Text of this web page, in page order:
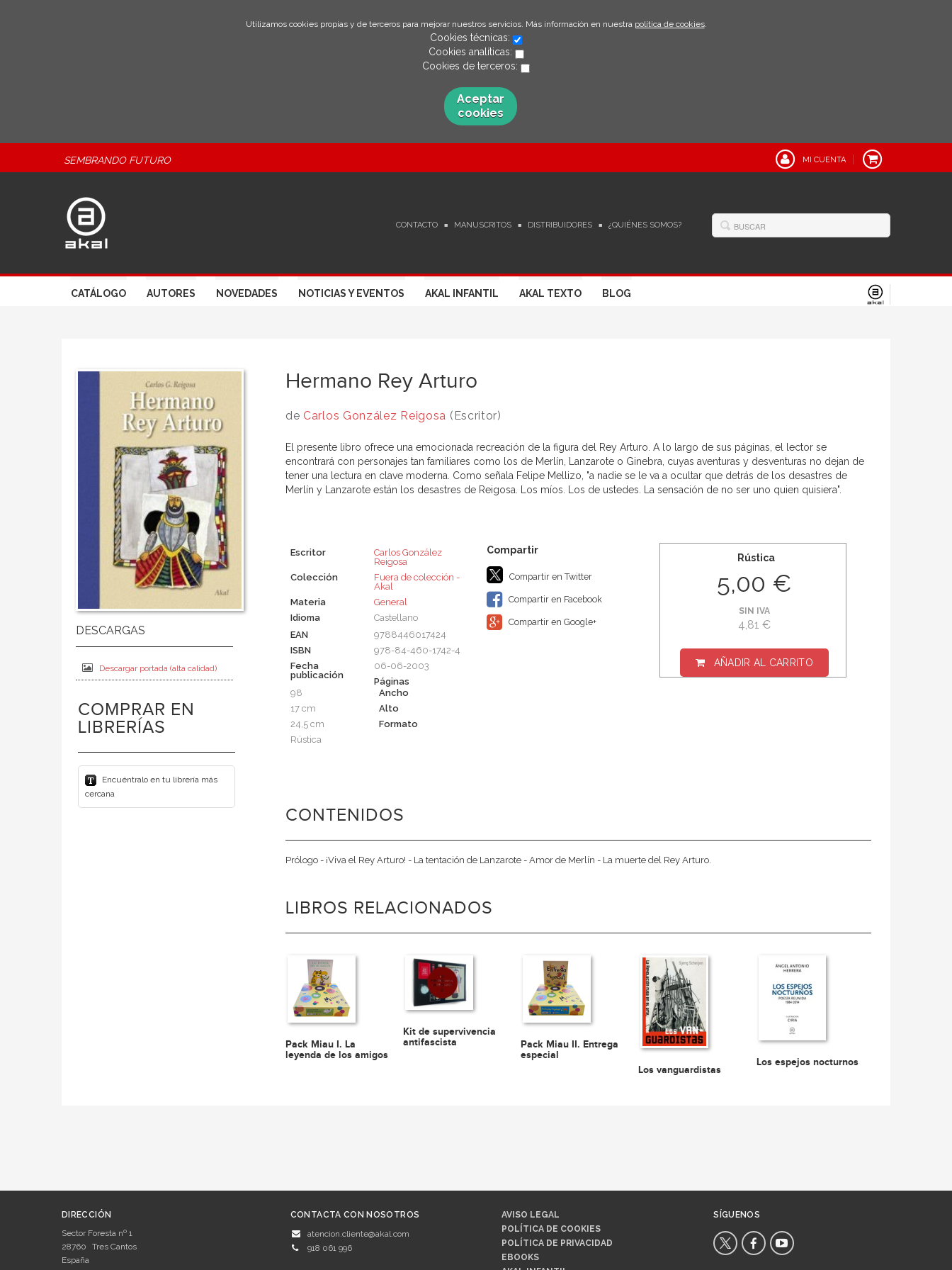
Utilizamos cookies propias y de terceros para mejorar nuestros servicios. Más información en nuestra política de cookies.
Cookies técnicas:
Cookies analíticas:
Cookies de terceros:
Aceptar
cookies
SEMBRANDO FUTURO MI CUENTA
CONTACTO MANUSCRITOS DISTRIBUIDORES ¿QUIÉNES SOMOS?
CATÁLOGO AUTORES NOVEDADES NOTICIAS Y EVENTOS AKAL INFANTIL AKAL TEXTO BLOG
Descargar portada (alta calidad)
COMPRAR EN
LIBRERÍAS
Encuéntralo en tu librería más
cercana
Hermano Rey Arturo
de Carlos González Reigosa (Escritor)
El presente libro ofrece una emocionada recreación de la figura del Rey Arturo. A lo largo de sus páginas, el lector se
encontrará con personajes tan familiares como los de Merlín, Lanzarote o Ginebra, cuyas aventuras y desventuras no dejan de
tener una lectura en clave moderna. Como señala Felipe Mellizo, "a nadie se le va a ocultar que detrás de los desastres de
Merlín y Lanzarote están los desastres de Reigosa. Los míos. Los de ustedes. La sensación de no ser uno quien quisiera".
Escritor
Carlos González
Reigosa
Colección
Fuera de colección -
Akal
Materia
General
Idioma
Castellano
EAN
9788446017424
ISBN
978-84-460-1742-4
Fecha
publicación
06-06-2003
Páginas
98
Ancho
17 cm
Alto
24,5 cm
Formato
Rústica
Compartir en Twitter
Compartir en Facebook
Compartir en Google+
Rústica
5,00 €
SIN IVA
4,81 €
AÑADIR AL CARRITO
CONTENIDOS
Prólogo - ¡Viva el Rey Arturo! - La tentación de Lanzarote - Amor de Merlín - La muerte del Rey Arturo.
LIBROS RELACIONADOS
Pack Miau I. La
leyenda de los amigos
Kit de supervivencia
antifascista
Pack Miau II. Entrega
especial
Los vanguardistas
Los espejos nocturnos
DIRECCIÓN
Sector Foresta nº 1
28760
Tres Cantos
España
CONTACTA CON NOSOTROS
atencion.cliente@akal.com
918 061 996
AVISO LEGAL
POLÍTICA DE COOKIES
POLÍTICA DE PRIVACIDAD
EBOOKS
SÍGUENOS